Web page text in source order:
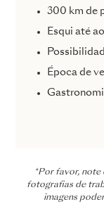
300 km de
Esqui até
Época de
*Por favor, note
fotografias de
imagens